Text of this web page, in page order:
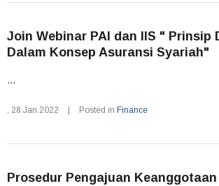
Join Webinar PAI dan IIS " Prinsip
Dalam Konsep Asuransi Syariah"
...
, 28.Jan.2022 Posted in Finance
Prosedur Pengajuan Keanggotaan